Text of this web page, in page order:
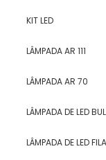
KIT LED
LÂMPADA AR 111
LÂMPADA AR 70
LÂMPADA DE LED
LÂMPADA DE LED